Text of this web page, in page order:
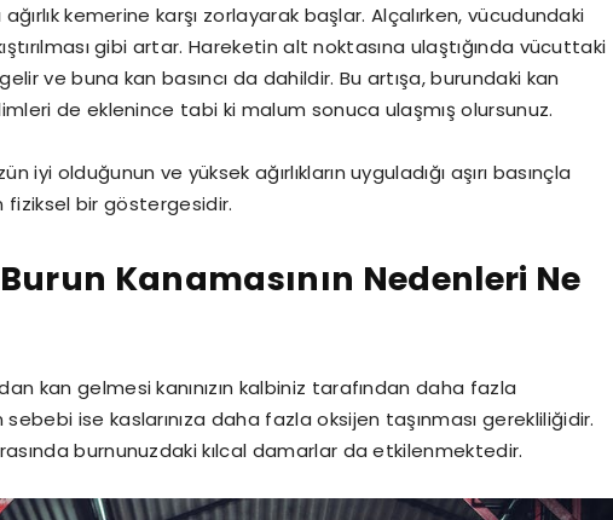
ağırlık kemerine karşı zorlayarak başlar. Alçalırken, vücudundaki
gibi artar. Hareketin alt noktasına ulaştığında vücuttaki
ve buna kan basıncı da dahildir. Bu artışa, burundaki kan
de eklenince tabi ki malum sonuca ulaşmış olursunuz.
iyi olduğunun ve yüksek ağırlıkların uyguladığı aşırı basınçla
fiziksel bir göstergesidir.
Kanamasının Nedenleri Ne
kan gelmesi kanınızın kalbiniz tarafından daha fazla
sebebi ise kaslarınıza daha fazla oksijen taşınması gerekliliğidir.
burnunuzdaki kılcal damarlar da etkilenmektedir.